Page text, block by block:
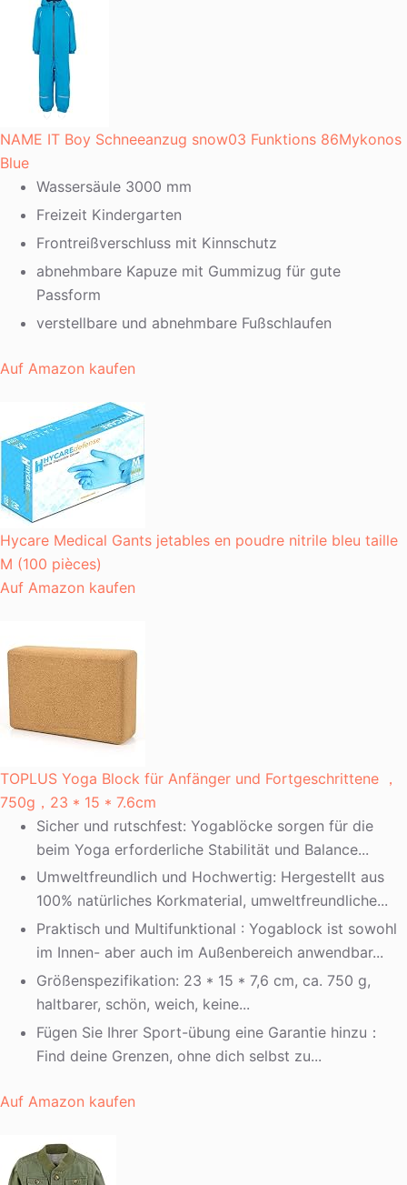
NAME IT Boy Schneeanzug snow03 Funktions 86Mykonos
Blue
Wassersäule 3000 mm
Freizeit Kindergarten
Frontreißverschluss mit Kinnschutz
abnehmbare Kapuze mit Gummizug für gute
Passform
verstellbare und abnehmbare Fußschlaufen
Auf Amazon kaufen
Hycare Medical Gants jetables en poudre nitrile bleu taille
M (100 pièces)
Auf Amazon kaufen
TOPLUS Yoga Block für Anfänger und Fortgeschrittene ，
750g，23 * 15 * 7.6cm
Sicher und rutschfest: Yogablöcke sorgen für die
beim Yoga erforderliche Stabilität und Balance...
Umweltfreundlich und Hochwertig: Hergestellt aus
100% natürliches Korkmaterial, umweltfreundliche...
Praktisch und Multifunktional : Yogablock ist sowohl
im Innen- aber auch im Außenbereich anwendbar...
Größenspezifikation: 23 * 15 * 7,6 cm, ca. 750 g,
haltbarer, schön, weich, keine...
Fügen Sie Ihrer Sport-übung eine Garantie hinzu：
Find deine Grenzen, ohne dich selbst zu...
Auf Amazon kaufen